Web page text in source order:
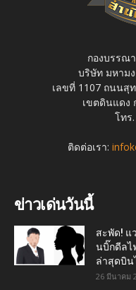
กองบรรณ
บริษัท มหาม
เลขที่ 1107 ถนนสุ
เขตดินแดง
โทร
ติดต่อเรา:
ข่าวเด่นวันนี้
สะพัด! แ
นบิ๊กดีลไ
ล่าสุดบิน
26 มีนาคม